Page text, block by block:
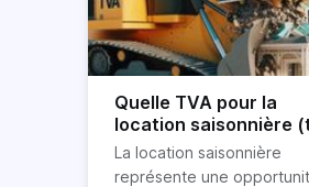
Quelle TVA pour la
location saisonnière
airbnb) ?
La location saisonnière
représente une